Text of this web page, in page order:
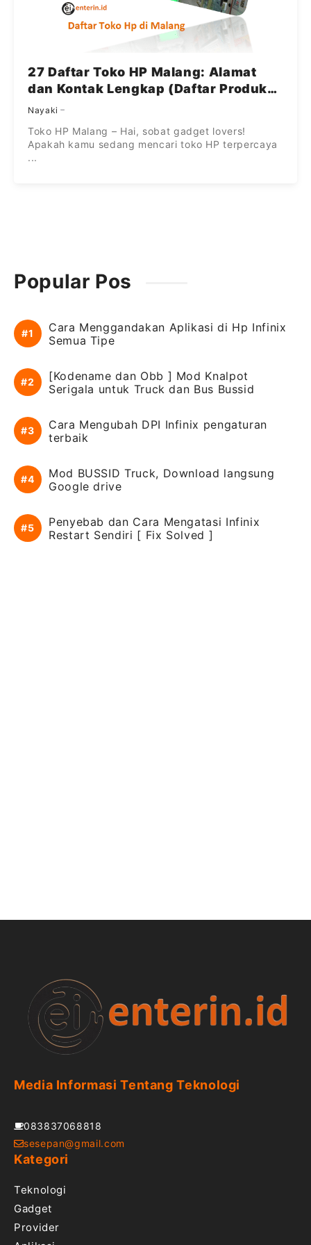
27 Daftar Toko HP Malang: Alamat
dan Kontak Lengkap (Daftar Produk
Tersedia)
Nayaki
Toko HP Malang – Hai, sobat gadget lovers!
Apakah kamu sedang mencari toko HP terpercaya
...
Popular Pos
Cara Menggandakan Aplikasi di Hp Infinix
Semua Tipe
[Kodename dan Obb ] Mod Knalpot
Serigala untuk Truck dan Bus Bussid
Cara Mengubah DPI Infinix pengaturan
terbaik
Mod BUSSID Truck, Download langsung
Google drive
Penyebab dan Cara Mengatasi Infinix
Restart Sendiri [ Fix Solved ]
Media Informasi Tentang Teknologi
083837068818
sesepan@gmail.com
Kategori
Teknologi
Gadget
Provider